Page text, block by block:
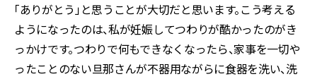
「ありがとう」と思うことが大切だと思います。こう考える
ようになったのは、私が妊娠してつわりが酷かったのがき
っかけです。つわりで何もできなくなったら、家事を一切や
ったことのない旦那さんが不器用ながらに食器を洗い、洗